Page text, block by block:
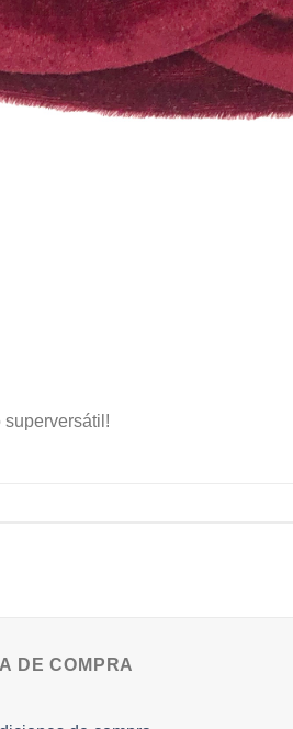
superversátil!
DE COMPRA